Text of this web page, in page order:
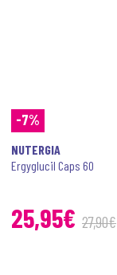
-7%
NUTERGIA
Ergyglucil Caps 60
25,95€ 27,90€